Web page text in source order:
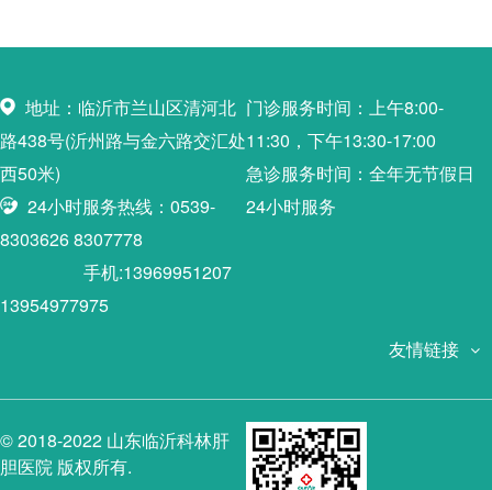
地址：临沂市兰山区清河北
路438号(沂州路与金六路交汇处
西50米)
24小时服务热线：0539-
8303626 8307778
手机:13969951207
13954977975
门诊服务时间：上午8:00-
11:30，下午13:30-17:00
急诊服务时间：全年无节假日
24小时服务
友情链接
© 2018-2022 山东临沂科林肝
胆医院 版权所有.